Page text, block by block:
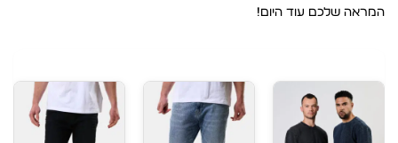
המראה שלכם עוד היום!